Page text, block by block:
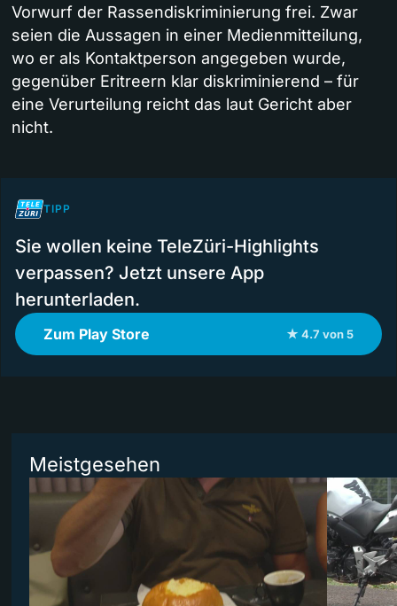
Vorwurf der Rassendiskriminierung frei. Zwar
seien die Aussagen in einer Medienmitteilung,
wo er als Kontaktperson angegeben wurde,
gegenüber Eritreern klar diskriminierend – für
eine Verurteilung reicht das laut Gericht aber
nicht.
TIPP
Sie wollen keine TeleZüri-Highlights
verpassen? Jetzt unsere App
herunterladen.
Zum Play Store ★ 4.7 von 5
Meistgesehen